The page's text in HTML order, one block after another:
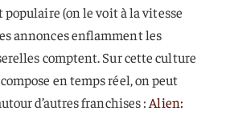
(on le voit à la vitesse
annonces enflamment les
comptent. Sur cette culture
en temps réel, on peut
d’autres franchises : Alien: